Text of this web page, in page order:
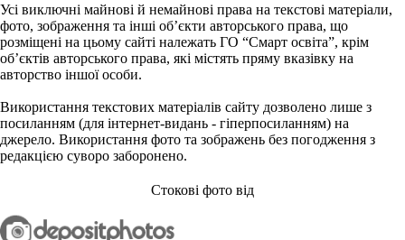
Усі виключні майнові й немайнові права на текстові матеріали,
фото, зображення та інші об’єкти авторського права, що
розміщені на цьому сайті належать ГО “Смарт освіта”, крім
об’єктів авторського права, які містять пряму вказівку на
авторство іншої особи.
Використання текстових матеріалів сайту дозволено лише з
посиланням (для інтернет-видань - гіперпосиланням) на
джерело. Використання фото та зображень без погодження з
редакцією суворо заборонено.
Стокові фото від